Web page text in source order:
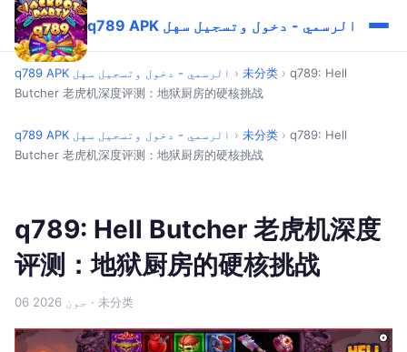
q789 APK الرسمي - دخول وتسجيل سهل
q789 APK الرسمي - دخول وتسجيل سهل › 未分类 › q789: Hell
Butcher 老虎机深度评测：地狱厨房的硬核挑战
q789 APK الرسمي - دخول وتسجيل سهل › 未分类 › q789: Hell
Butcher 老虎机深度评测：地狱厨房的硬核挑战
q789: Hell Butcher 老虎机深度
评测：地狱厨房的硬核挑战
06 جون 2026 · 未分类